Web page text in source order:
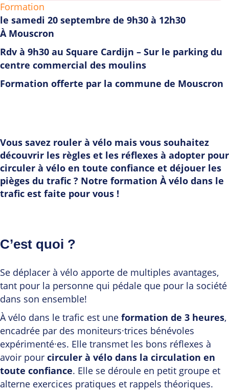
Formation
le samedi 20 septembre de 9h30 à 12h30
À Mouscron
Rdv à 9h30 au Square Cardijn – Sur le parking du
centre commercial des moulins
Formation offerte par la commune de Mouscron
Vous savez rouler à vélo mais vous souhaitez
découvrir les règles et les réflexes à adopter pour
circuler à vélo en toute confiance et déjouer les
pièges du trafic ? Notre formation À vélo dans le
trafic est faite pour vous !
C’est quoi ?
Se déplacer à vélo apporte de multiples avantages,
tant pour la personne qui pédale que pour la société
dans son ensemble!
À vélo dans le trafic est une formation de 3 heures,
encadrée par des moniteurs·trices bénévoles
expérimenté·es. Elle transmet les bons réflexes à
avoir pour circuler à vélo dans la circulation en
toute confiance. Elle se déroule en petit groupe et
alterne exercices pratiques et rappels théoriques.